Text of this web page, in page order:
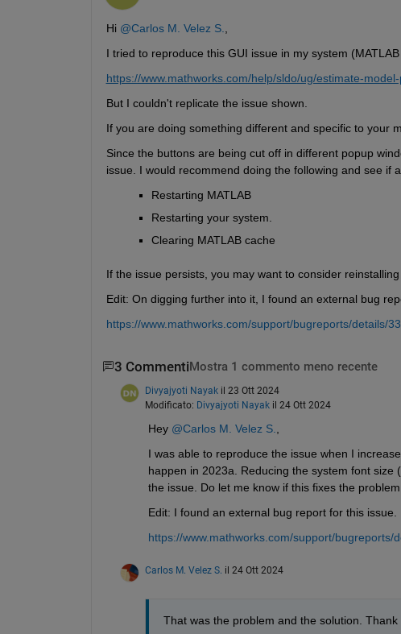
Hi @Carlos M. Velez S.
I tried to reproduce this GUI issue in my system
https://www.mathworks.com/help/sldo/ug/estimate-
But I couldn't replicate the issue shown.
If you are doing something different and specific to your
Since the buttons are being cut off in different popup
issue. I would recommend doing the following and see if
Restarting MATLAB
Restarting your system.
Clearing MATLAB cache
If the issue persists, you may want to consider reinstalling
Edit: On digging further into it, I found an external bug
https://www.mathworks.com/support/bugreports/details/
3 Commenti Mostra 1 commento meno recente
Divyajyoti Nayak il 23 Ott 2024
Modificato: Divyajyoti Nayak il 24 Ott 2024
Hey @Carlos M. Velez S.
I was able to reproduce the issue when I
happen in 2023a. Reducing the system font
the issue. Do let me know if this fixes the problem.
Edit: I found an external bug report for this issue.
https://www.mathworks.com/support/bugreports/
Carlos M. Velez S. il 24 Ott 2024
That was the problem and the solution. Thank